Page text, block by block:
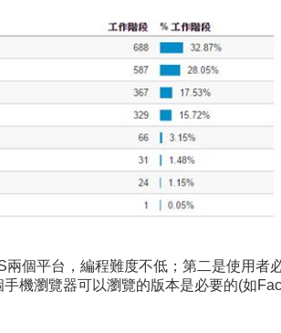
個平台，編程難度不低；第二是使用者
機瀏覽器可以瀏覽的版本是必要的(如